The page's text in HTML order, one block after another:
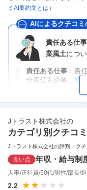
ミAI要約文とは ）
AIによるクチコミ
責任ある仕
業風土につ
責任ある仕事
責
分責任も必要。や
Jトラスト株式会社の
カテゴリ別クチコ
Jトラスト株式会社の評判・ク
良い点 年収・給与制
人事 正社員 50代 男性 部長
2.2